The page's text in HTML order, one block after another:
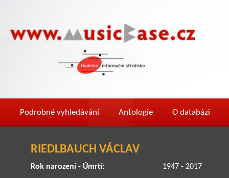
Podrobné vyhledávání Antologie O databázi
RIEDLBAUCH VÁCLAV
Rok narození - Úmrtí: 1947 - 2017